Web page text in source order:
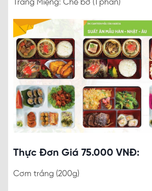
Tráng Miệng: Chè bơ (1 phần)
Thực Đơn Giá 75.000 VNĐ:
Cơm trắng (200g)